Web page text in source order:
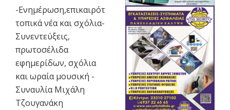
-Ενημέρωση,επικαιρότητα,
τοπικά νέα και σχόλια-
Συνεντεύξεις,
πρωτοσέλιδα
εφημερίδων, σχόλια
και ωραία μουσική -
Συναυλία Μιχάλη
Τζουγανάκη